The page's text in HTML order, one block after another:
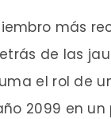
más
de las
el rol de
2099 en